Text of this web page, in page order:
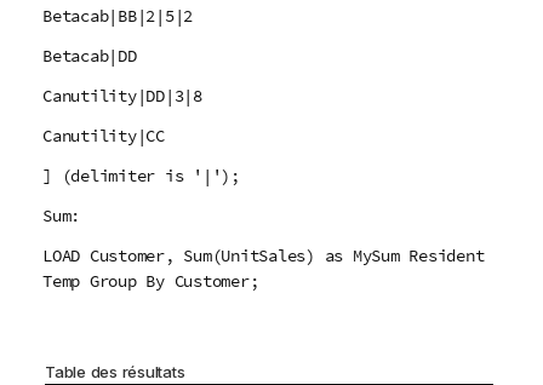
Betacab|BB|2|5|2
Betacab|DD
Canutility|DD|3|8
Canutility|CC
] (delimiter is '|');
Sum:
LOAD Customer, Sum(UnitSales) as MySum Resident
Temp Group By Customer;
Table des résultats